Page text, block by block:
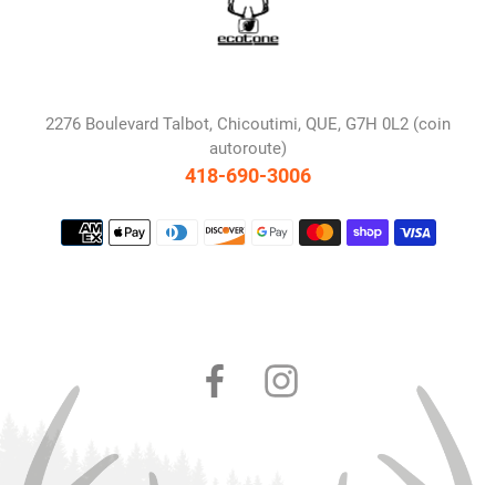
2276 Boulevard Talbot, Chicoutimi, QUE, G7H 0L2 (coin
autoroute)
418-690-3006
Moyens
de
FacebookInstagram